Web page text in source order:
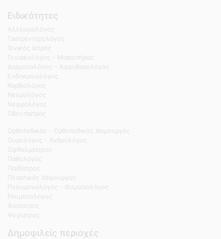
Ειδικότητες
Αλλεργιολόγος
Γαστρεντερολόγος
Γενικός Ιατρός
Γυναικολόγος - Μαιευτήρας
Δερματολόγος - Αφροδισιολόγος
Ενδοκρινολόγος
Καρδιολόγος
Νευρολόγος
Νεφρολόγος
Οδοντίατρος
Ορθοπεδικός - Ορθοπεδικός Χειρουργός
Ουρολόγος - Ανδρολόγος
Οφθαλμίατρος
Παθολόγος
Παιδίατρος
Πλαστικός Χειρουργός
Πνευμονολόγος - Φυματιολόγος
Ρευματολόγος
Φυσίατρος
Ψυχίατρος
Δημοφιλείς περιοχές